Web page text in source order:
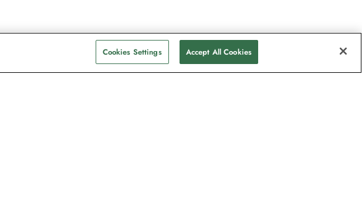
Cookies Settings Accept All Cookies